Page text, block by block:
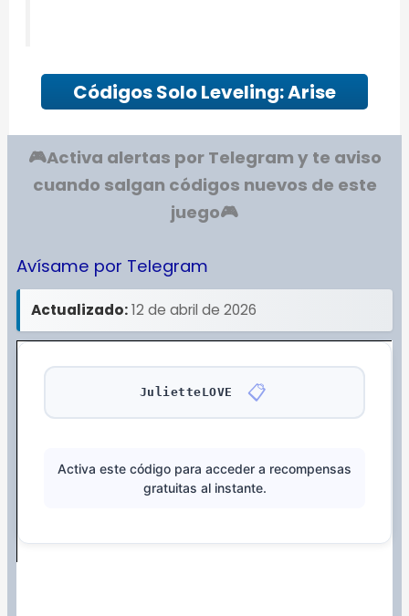
Códigos Solo Leveling: Arise
🎮Activa alertas por Telegram y te aviso
cuando salgan códigos nuevos de este
juego🎮
Avísame por Telegram
Actualizado:12 de abril de 2026
JulietteLOVE 📋
Activa este código para acceder a recompensas
gratuitas al instante.